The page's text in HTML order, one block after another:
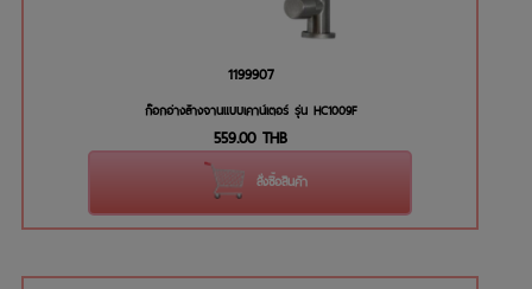
1199907
ก๊อกอ่างล้างจานแบบเคาน์เตอร์ รุ่น HC1009F
559.00 THB
สั่งซื้อสินค้า